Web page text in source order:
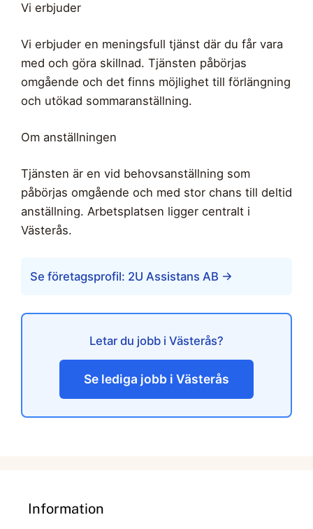
Vi erbjuder
Vi erbjuder en meningsfull tjänst där du får vara
med och göra skillnad. Tjänsten påbörjas
omgående och det finns möjlighet till förlängning
och utökad sommaranställning.
Om anställningen
Tjänsten är en vid behovsanställning som
påbörjas omgående och med stor chans till deltid
anställning. Arbetsplatsen ligger centralt i
Västerås.
Se företagsprofil: 2U Assistans AB →
Letar du jobb i Västerås?
Se lediga jobb i Västerås
Information